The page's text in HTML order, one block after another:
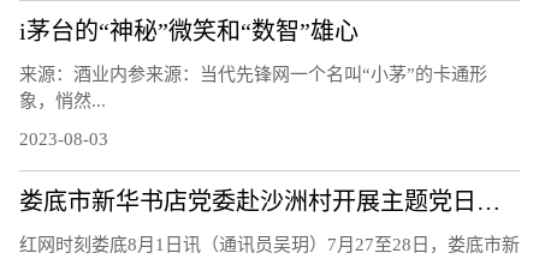
i茅台的“神秘”微笑和“数智”雄心
来源：酒业内参来源：当代先锋网一个名叫“小茅”的卡通形
象，悄然...
2023-08-03
娄底市新华书店党委赴沙洲村开展主题党日活动
红网时刻娄底8月1日讯（通讯员吴玥）7月27至28日，娄底市新